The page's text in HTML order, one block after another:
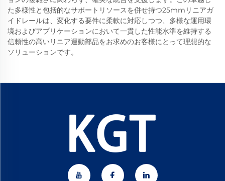
た多様性と包括的なサポートリソースを併せ持つ25mmリニアガ
イドレールは、変化する要件に柔軟に対応しつつ、多様な運用環
境およびアプリケーションにおいて一貫した性能水準を維持する
信頼性の高いリニア運動部品をお求めのお客様にとって理想的な
ソリューションです。